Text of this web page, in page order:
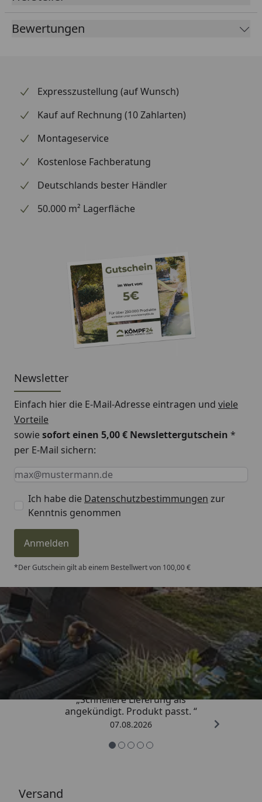
Bewertungen
Expresszustellung (auf Wunsch)
Kauf auf Rechnung (10 Zahlarten)
Montageservice
Kostenlose Fachberatung
Deutschlands bester Händler
50.000 m² Lagerfläche
Newsletter
Einfach hier die E-Mail-Adresse eintragen und viele
Vorteile
sowiesofort einen 5,00 € Newslettergutschein *
per E-Mail sichern:
Keine Eingabe erforderlich
Eingabe erforderlich
E-Mail *
Ich habe die Datenschutzbestimmungen zur
Kenntnis genommen
Anmelden
*Der Gutschein gilt ab einem Bestellwert von 100,00 €
Trusted Shops
4,81/ 5
„Schnellere Lieferung als
angekündigt. Produkt passt. “
07.08.2026
Versand